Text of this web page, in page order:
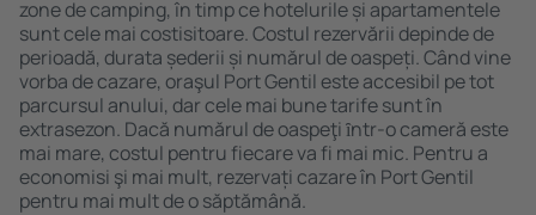
zone de camping, în timp ce hotelurile și apartamentele
sunt cele mai costisitoare. Costul rezervării depinde de
perioadă, durata șederii și numărul de oaspeți. Când vine
vorba de cazare, oraşul Port Gentil este accesibil pe tot
parcursul anului, dar cele mai bune tarife sunt în
extrasezon. Dacă numărul de oaspeţi ȋntr-o cameră este
mai mare, costul pentru fiecare va fi mai mic. Pentru a
economisi şi mai mult, rezervați cazare în Port Gentil
pentru mai mult de o săptămână.